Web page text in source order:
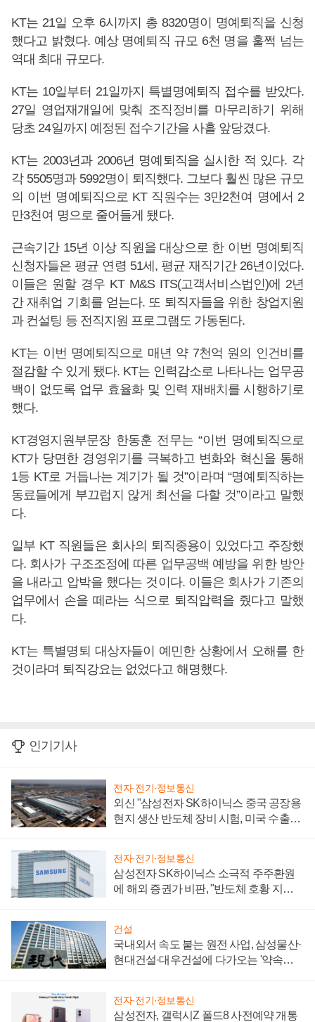
KT는 21일 오후 6시까지 총 8320명이 명예퇴직을 신청
했다고 밝혔다. 예상 명예퇴직 규모 6천 명을 훌쩍 넘는
역대 최대 규모다.
KT는 10일부터 21일까지 특별명예퇴직 접수를 받았다.
27일 영업재개일에 맞춰 조직정비를 마무리하기 위해
당초 24일까지 예정된 접수기간을 사흘 앞당겼다.
KT는 2003년과 2006년 명예퇴직을 실시한 적 있다. 각
각 5505명과 5992명이 퇴직했다. 그보다 훨씬 많은 규모
의 이번 명예퇴직으로 KT 직원수는 3만2천여 명에서 2
만3천여 명으로 줄어들게 됐다.
근속기간 15년 이상 직원을 대상으로 한 이번 명예퇴직
신청자들은 평균 연령 51세, 평균 재직기간 26년이었다.
이들은 원할 경우 KT M&S ITS(고객서비스법인)에 2년
간 재취업 기회를 얻는다. 또 퇴직자들을 위한 창업지원
과 컨설팅 등 전직지원 프로그램도 가동된다.
KT는 이번 명예퇴직으로 매년 약 7천억 원의 인건비를
절감할 수 있게 됐다. KT는 인력감소로 나타나는 업무공
백이 없도록 업무 효율화 및 인력 재배치를 시행하기로
했다.
KT경영지원부문장 한동훈 전무는 “이번 명예퇴직으로
KT가 당면한 경영위기를 극복하고 변화와 혁신을 통해
1등 KT로 거듭나는 계기가 될 것”이라며 “명예퇴직하는
동료들에게 부끄럽지 않게 최선을 다할 것”이라고 말했
다.
일부 KT 직원들은 회사의 퇴직종용이 있었다고 주장했
다. 회사가 구조조정에 따른 업무공백 예방을 위한 방안
을 내라고 압박을 했다는 것이다. 이들은 회사가 기존의
업무에서 손을 떼라는 식으로 퇴직압력을 줬다고 말했
다.
KT는 특별명퇴 대상자들이 예민한 상황에서 오해를 한
것이라며 퇴직강요는 없었다고 해명했다.
인기기사
전자·전기·정보통신
외신 "삼성전자 SK하이닉스 중국 공장용
현지 생산 반도체 장비 시험, 미국 수출통
전자·전기·정보통신
삼성전자 SK하이닉스 소극적 주주환원
에 해외 증권가 비판, "반도체 호황 지속
건설
국내외서 속도 붙는 원전 사업, 삼성물산·
현대건설·대우건설에 다가오는 '약속의
전자·전기·정보통신
삼성전자, 갤럭시Z 폴드8 사전예약 개통